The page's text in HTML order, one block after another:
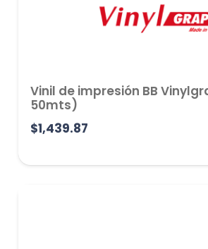
Vinil de impresión BB
50mts)
$1,439.87